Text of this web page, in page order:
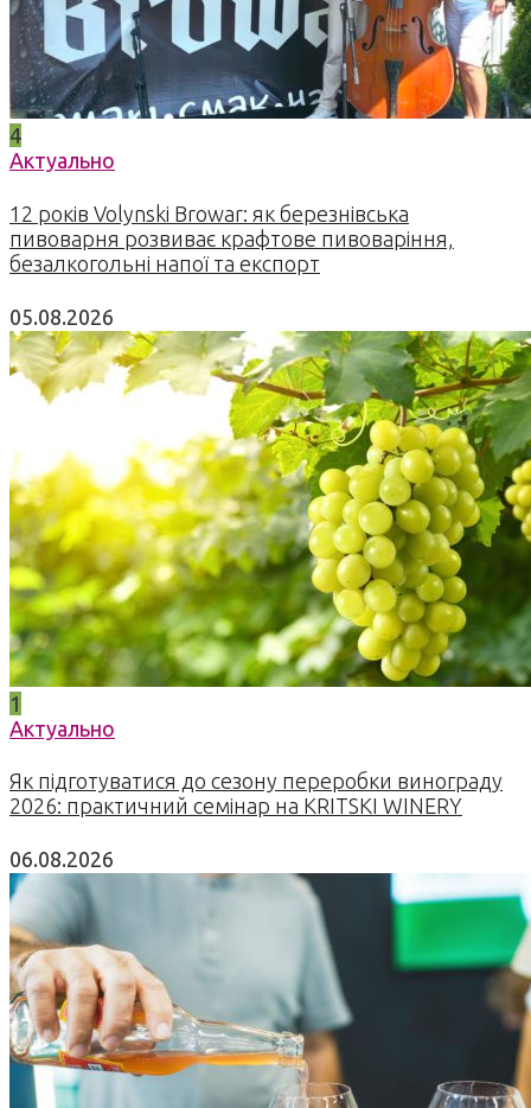
4
Актуально
12 років Volynski Browar: як березнівська
пивоварня розвиває крафтове пивоваріння,
безалкогольні напої та експорт
05.08.2026
1
Актуально
Як підготуватися до сезону переробки винограду
2026: практичний семінар на KRITSKI WINERY
06.08.2026